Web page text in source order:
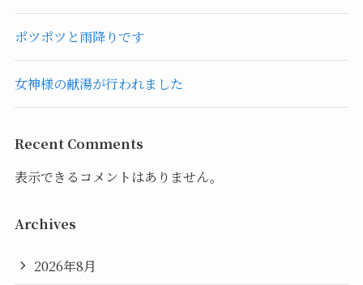
ポツポツと雨降りです
女神様の献湯が行われました
Recent Comments
表示できるコメントはありません。
Archives
2026年8月